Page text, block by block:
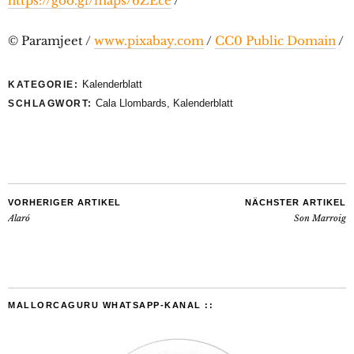
© Paramjeet / www.pixabay.com/ CC0 Public Domain/
KATEGORIE: Kalenderblatt
SCHLAGWORT: Cala Llombards Kalenderblatt
VORHERIGER ARTIKEL
Alaró
NÄCHSTER ARTIKEL
Son Marroig
MALLORCAGURU WHATSAPP-KANAL ::